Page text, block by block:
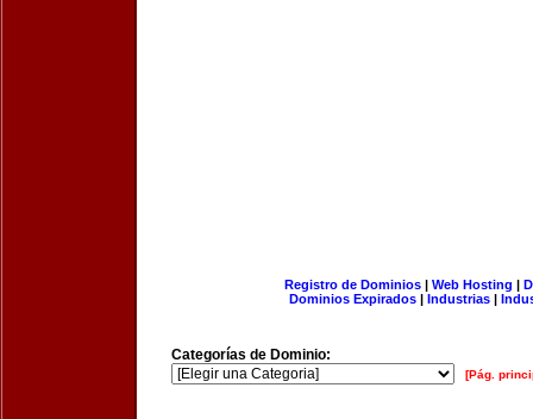
Registro de Dominios| Web Hosting |
Dominios Expirados | Industrias |
Categorías de Dominio:
[Pág.